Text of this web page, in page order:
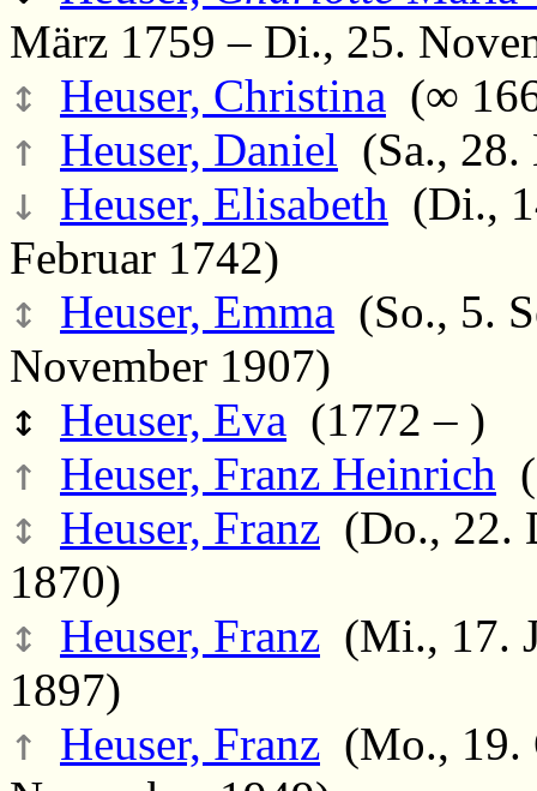
März 1759 – Di., 25.
↕ Heuser, Christina (∞
↑ Heuser, Daniel (Sa.,
↓ Heuser, Elisabeth (Di.,
Februar 1742)
↕ Heuser, Emma (So., 5.
November 1907)
↕ Heuser, Eva (1772 – )
↑ Heuser, Franz Heinrich
↕ Heuser, Franz (Do., 22.
1870)
↕ Heuser, Franz (Mi., 17.
1897)
↑ Heuser, Franz (Mo., 19.